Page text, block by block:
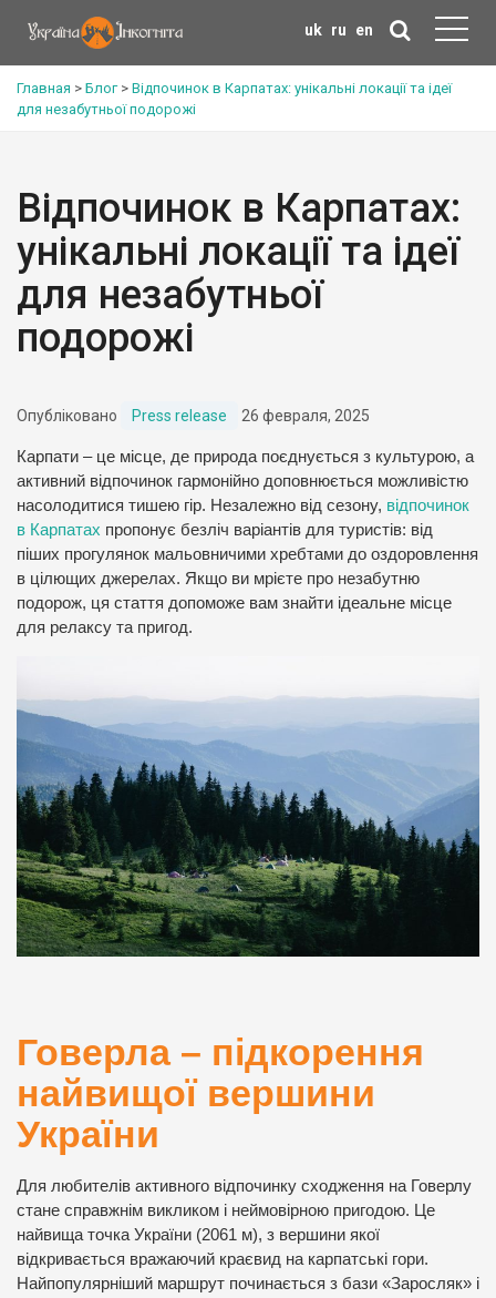
uk ru en
Главная > Блог> Відпочинок в Карпатах: унікальні локації та ідеї
для незабутньої подорожі
Відпочинок в Карпатах:
унікальні локації та ідеї
для незабутньої
подорожі
Опубліковано Press release 26 февраля, 2025
Карпати – це місце, де природа поєднується з культурою, а
активний відпочинок гармонійно доповнюється можливістю
насолодитися тишею гір. Незалежно від сезону, відпочинок
в Карпатах пропонує безліч варіантів для туристів: від
піших прогулянок мальовничими хребтами до оздоровлення
в цілющих джерелах. Якщо ви мрієте про незабутню
подорож, ця стаття допоможе вам знайти ідеальне місце
для релаксу та пригод.
Говерла – підкорення
найвищої вершини
України
Для любителів активного відпочинку сходження на Говерлу
стане справжнім викликом і неймовірною пригодою. Це
найвища точка України (2061 м), з вершини якої
відкривається вражаючий краєвид на карпатські гори.
Найпопулярніший маршрут починається з бази «Заросляк» і